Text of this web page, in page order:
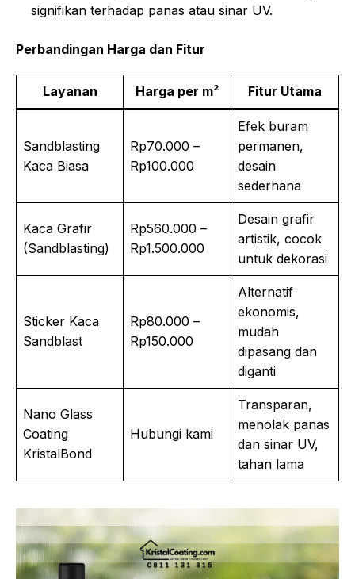
signifikan terhadap panas atau sinar UV.
Perbandingan Harga dan Fitur
Layanan Harga per m² Fitur Utama
Sandblasting
Kaca Biasa
Rp70.000 –
Rp100.000
Efek buram
permanen,
desain
sederhana
Kaca Grafir
(Sandblasting)
Rp560.000 –
Rp1.500.000
Desain grafir
artistik, cocok
untuk dekorasi
Sticker Kaca
Sandblast
Rp80.000 –
Rp150.000
Alternatif
ekonomis,
mudah
dipasang dan
diganti
Nano Glass
Coating
KristalBond
Hubungi kami
Transparan,
menolak panas
dan sinar UV,
tahan lama